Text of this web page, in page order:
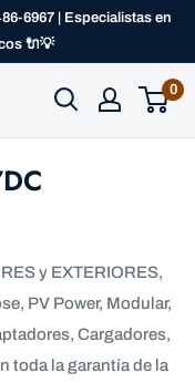
6967 | Especialistas en
🔌💡
0
y EXTERIORES,
PV Power, Modular,
Cargadores,
toda la garantía de la